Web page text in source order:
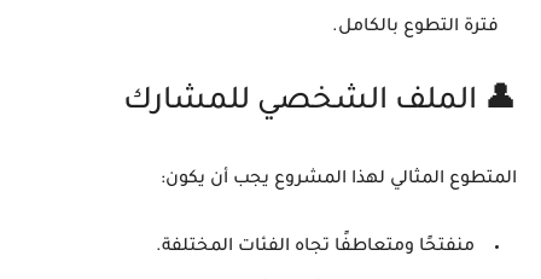
فترة التطوع بالكامل.
👤 الملف الشخصي للمشارك
المتطوع المثالي لهذا المشروع يجب أن يكون:
منفتحًا ومتعاطفًا تجاه الفئات المختلفة.